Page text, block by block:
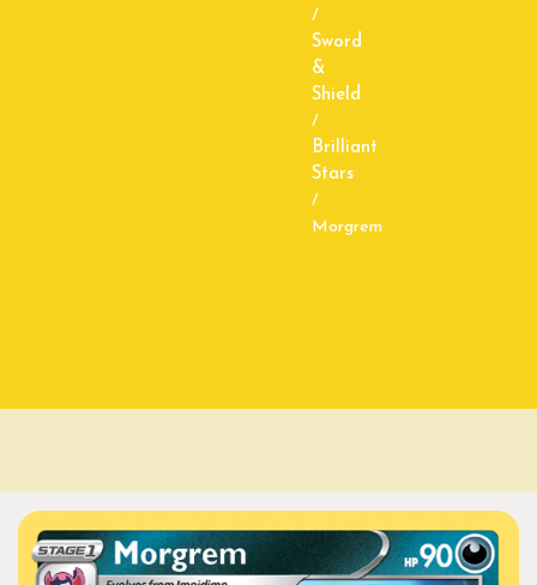
/
Sword
&
Shield
/
Brilliant
Stars
/
Morgrem